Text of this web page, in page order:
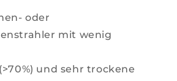
oder
mit wenig
und sehr trockene